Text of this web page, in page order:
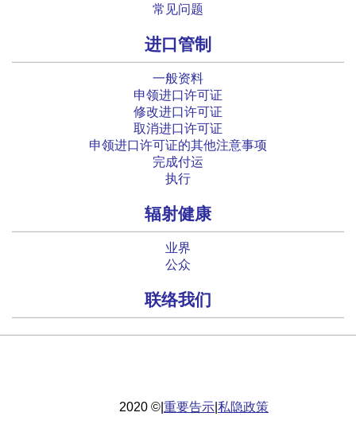
常见问题
进口管制
一般资料
申领进口许可证
修改进口许可证
取消进口许可证
申领进口许可证的其他注意事项
完成付运
执行
辐射健康
业界
公众
联络我们
2020 © 重要告示 私隐政策